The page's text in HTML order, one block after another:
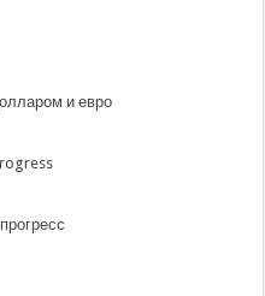
и евро